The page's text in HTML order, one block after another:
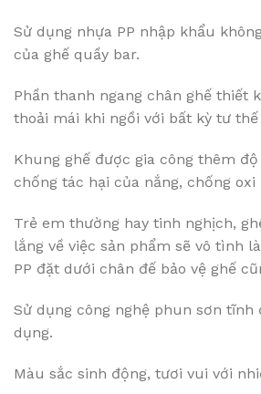
Sử dụng nhựa PP nhập khẩu
của ghế quầy bar.
Phần thanh ngang chân ghế
thoải mái khi ngồi với bất kỳ tư thế
Khung ghế được gia công thêm
chống tác hại của nắng, chống oxi
Trẻ em thường hay tinh nghịch,
lắng về việc sản phẩm sẽ vô tình
PP đặt dưới chân đế bảo vệ ghế
Sử dụng công nghệ phun sơn
dụng.
Màu sắc sinh động, tươi vui với